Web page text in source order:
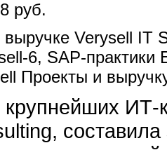
руб.
Verysell IT
6, SAP-практики
Проекты и
ИТ-